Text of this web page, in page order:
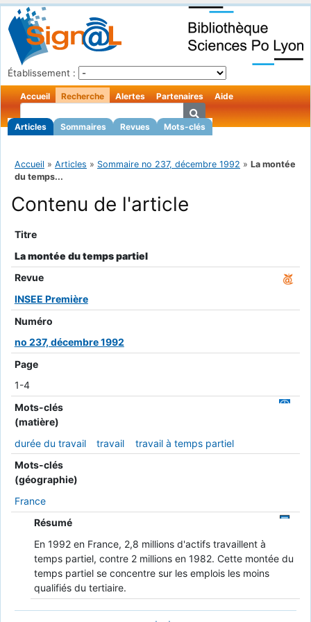
Établissement :
Accueil Recherche
Articles Sommaires Revues Mots-clés
Alertes Partenaires Aide
Accueil » Articles » Sommaire no 237, décembre 1992 » La montée
du temps...
Contenu de l'article
Titre
La montée du temps partiel
Revue
INSEE Première
Numéro
no 237, décembre 1992
Page
1-4
Mots-clés
(matière)
durée du travail
travail
travail à temps partiel
Mots-clés
(géographie)
France
Résumé
En 1992 en France, 2,8 millions d'actifs travaillent à
temps partiel, contre 2 millions en 1982. Cette montée du
temps partiel se concentre sur les emplois les moins
qualifiés du tertiaire.